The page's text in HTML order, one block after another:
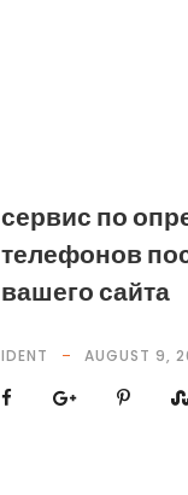
сервис по
телефонов
вашего сайта
IDENT AUGUST 9,